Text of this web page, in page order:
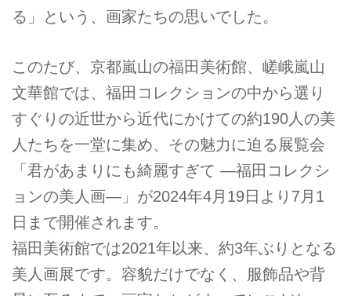
る」という、画家たちの思いでした。
このたび、京都嵐山の福田美術館、嵯峨嵐山
文華館では、福田コレクションの中から選り
すぐりの近世から近代にかけての約190人の美
人たちを一堂に集め、その魅力に迫る展覧会
「君があまりにも綺麗すぎて ―福田コレクシ
ョンの美人画―」が2024年4月19日より7月1
日まで開催されます。
福田美術館では2021年以来、約3年ぶりとなる
美人画展です。容貌だけでなく、服飾品や背